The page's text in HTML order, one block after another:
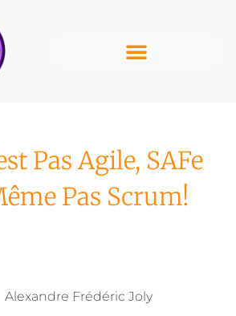
Pas Agile, SAFe
Pas Scrum!
Alexandre Frédéric Joly